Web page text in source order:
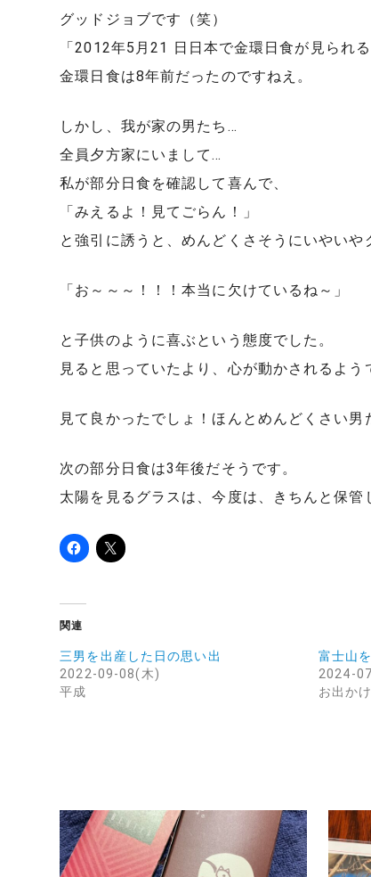
グッドジョブです（笑）
「2012年5月21 日日本で金環日食が見られ
金環日食は8年前だったのですねえ。
しかし、我が家の男たち…
全員夕方家にいまして…
私が部分日食を確認して喜んで、
「みえるよ！見てごらん！」
と強引に誘うと、めんどくさそうにいやい
「お～～～！！！本当に欠けているね～」
と子供のように喜ぶという態度でした。
見ると思っていたより、心が動かされるよう
見て良かったでしょ！ほんとめんどくさい男
次の部分日食は3年後だそうです。
太陽を見るグラスは、今度は、きちんと保管
関連
三男を出産した日の思い出
2022-09-08(木)
平成
富士山
2024-
お出か